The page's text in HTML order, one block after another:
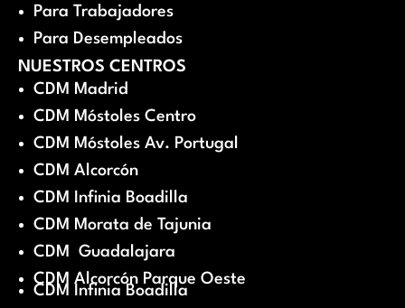
Para Trabajadores
Para Desempleados
NUESTROS CENTROS
CDM Madrid
CDM Móstoles Centro
CDM Móstoles Av. Portugal
CDM Alcorcón
CDM Infinia Boadilla
CDM Morata de Tajunia
CDM Guadalajara
CDM Alcorcón Parque Oeste
CDM Infinia Boadilla